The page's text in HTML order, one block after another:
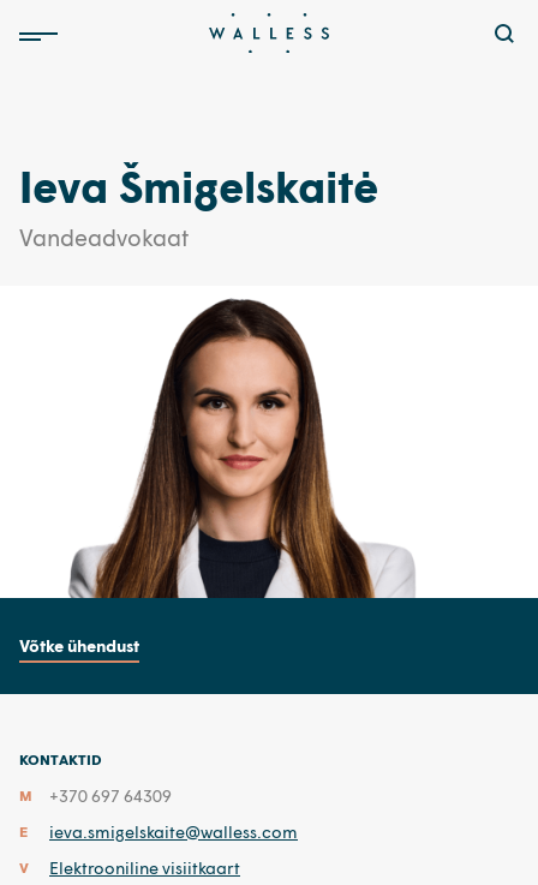
Ieva Šmigelskaitė
Vandeadvokaat
Võtke ühendust
KONTAKTID
M
+370 697 64309
E ieva.smigelskaite@walless.com
V Elektrooniline visiitkaart